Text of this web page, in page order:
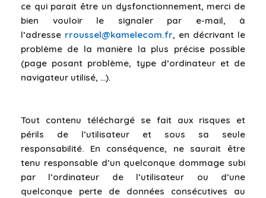
ce qui parait être un dysfonctionnement, merci de
bien vouloir le signaler par e-mail, à
l’adresse rroussel@kamelecom.fr, en décrivant le
problème de la manière la plus précise possible
(page posant problème, type d’ordinateur et de
navigateur utilisé, …).
Tout contenu téléchargé se fait aux risques et
périls de l’utilisateur et sous sa seule
responsabilité. En conséquence, ne saurait être
tenu responsable d’un quelconque dommage subi
par l’ordinateur de l’utilisateur ou d’une
quelconque perte de données consécutives au